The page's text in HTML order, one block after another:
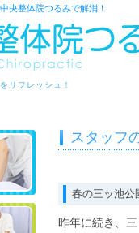
央整体院つるみで解消！
リフレッシュ！
スタッフ
春の三ッ池
昨年に続き、